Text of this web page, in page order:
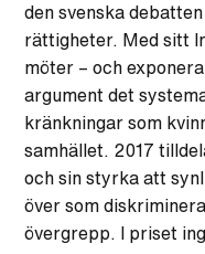
den svenska
rättigheter. Med sitt
möter – och
argument det
kränkningar som
samhället. 2017
och sin styrka att
över som
övergrepp. I priset